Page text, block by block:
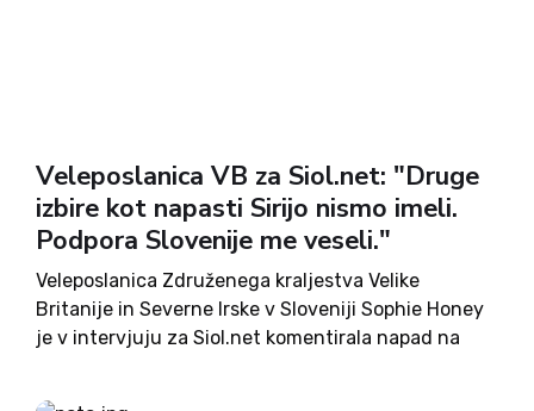
Veleposlanica VB za Siol.net: "Druge
izbire kot napasti Sirijo nismo imeli.
Podpora Slovenije me veseli."
Veleposlanica Združenega kraljestva Velike
Britanije in Severne Irske v Sloveniji Sophie Honey
je v intervjuju za Siol.net komentirala napad na
ter slovensko-britanske odnose. Veleposlanica, ki